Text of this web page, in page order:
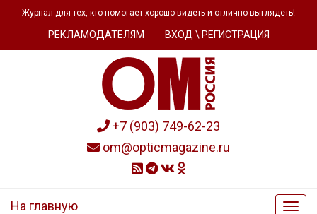
Журнал для тех, кто помогает хорошо видеть и отлично выглядеть!
РЕКЛАМОДАТЕЛЯМ ВХОД \ РЕГИСТРАЦИЯ
+7 (903) 749-62-23
om@opticmagazine.ru
На главную